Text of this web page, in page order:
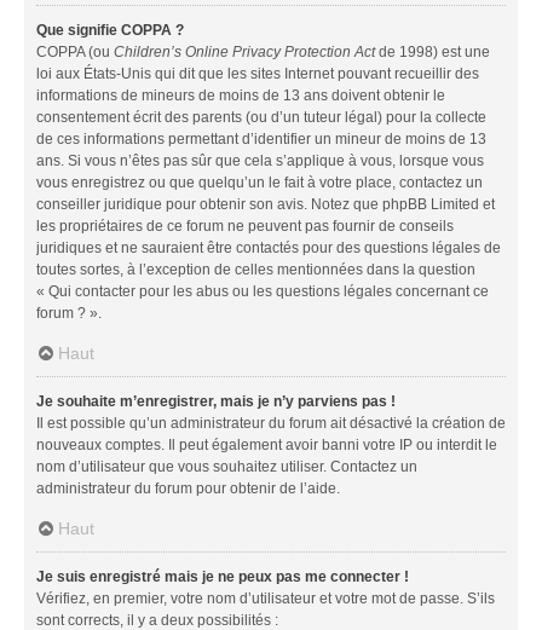
Que signifie COPPA ?
COPPA (ou Children’s Online Privacy Protection Actde 1998) est une
loi aux États-Unis qui dit que les sites Internet pouvant recueillir des
informations de mineurs de moins de 13 ans doivent obtenir le
consentement écrit des parents (ou d’un tuteur légal) pour la collecte
de ces informations permettant d’identifier un mineur de moins de 13
ans. Si vous n’êtes pas sûr que cela s’applique à vous, lorsque vous
vous enregistrez ou que quelqu’un le fait à votre place, contactez un
conseiller juridique pour obtenir son avis. Notez que phpBB Limited et
les propriétaires de ce forum ne peuvent pas fournir de conseils
juridiques et ne sauraient être contactés pour des questions légales de
toutes sortes, à l’exception de celles mentionnées dans la question
« Qui contacter pour les abus ou les questions légales concernant ce
forum ? ».
Haut
Je souhaite m’enregistrer, mais je n’y parviens pas !
Il est possible qu’un administrateur du forum ait désactivé la création de
nouveaux comptes. Il peut également avoir banni votre IP ou interdit le
nom d’utilisateur que vous souhaitez utiliser. Contactez un
administrateur du forum pour obtenir de l’aide.
Haut
Je suis enregistré mais je ne peux pas me connecter !
Vérifiez, en premier, votre nom d’utilisateur et votre mot de passe. S’ils
sont corrects, il y a deux possibilités :